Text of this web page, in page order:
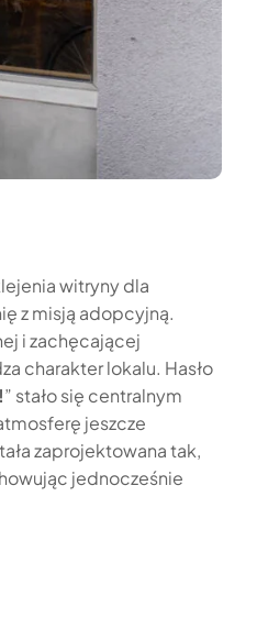
witryny dla
z misją adopcyjną.
i zachęcającej
charakter lokalu. Hasło
” stało się centralnym
jeszcze
zaprojektowana tak,
jednocześnie